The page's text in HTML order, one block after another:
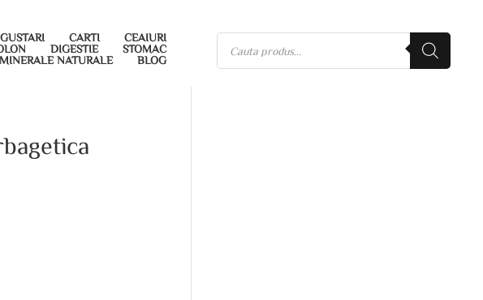
GUSTARI CARTI
CEAIURI
DIGESTIE
STOMAC
NATURALE BLOG